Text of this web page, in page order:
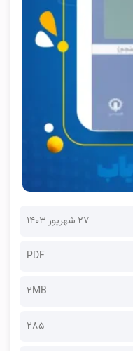
۲۷ شهریور ۱۴۰۳
PDF
2MB
285